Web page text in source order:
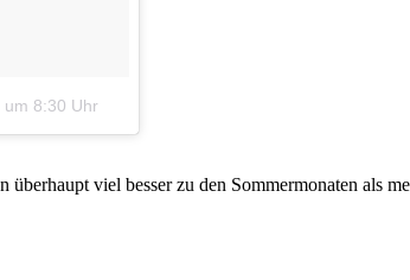
um 8:30 Uhr
viel besser zu den Sommermonaten als